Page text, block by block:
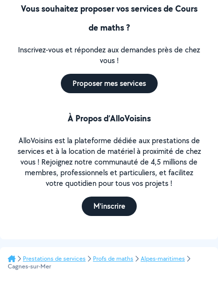
Vous souhaitez proposer vos services de Cours
de maths ?
Inscrivez-vous et répondez aux demandes près de chez
vous !
Proposer mes services
À Propos d’AlloVoisins
AlloVoisins est la plateforme dédiée aux prestations de
services et à la location de matériel à proximité de chez
vous ! Rejoignez notre communauté de 4,5 millions de
membres, professionnels et particuliers, et facilitez
votre quotidien pour tous vos projets !
M'inscrire
Prestations de services Profs de maths
Alpes-maritimes
Cagnes-sur-Mer